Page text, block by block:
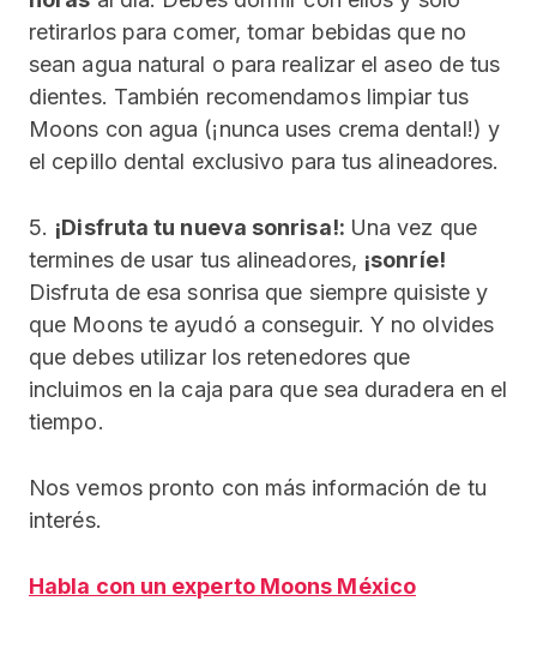
retirarlos para comer, tomar bebidas que no
sean agua natural o para realizar el aseo de tus
dientes. También recomendamos limpiar tus
Moons con agua (¡nunca uses crema dental!) y
el cepillo dental exclusivo para tus alineadores.
5. ¡Disfruta tu nueva sonrisa!: Una vez que
termines de usar tus alineadores, ¡sonríe!
Disfruta de esa sonrisa que siempre quisiste y
que Moons te ayudó a conseguir. Y no olvides
que debes utilizar los retenedores que
incluimos en la caja para que sea duradera en el
tiempo.
Nos vemos pronto con más información de tu
interés.
Habla con un experto Moons México